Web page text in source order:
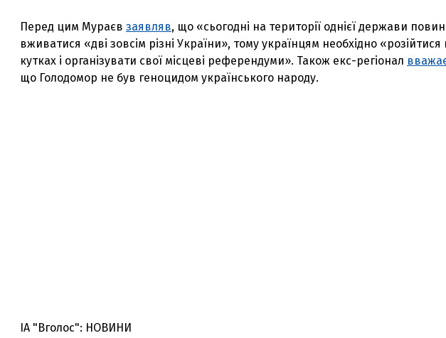
Перед цим Мураєв заявляв, що «сьогодні на території однієї держави
вживатися «дві зовсім різні України», тому українцям необхідно «розійтися
кутках і організувати свої місцеві референдуми». Також екс-регіонал
що Голодомор не був геноцидом українського народу.
ІА "Вголос": НОВИНИ